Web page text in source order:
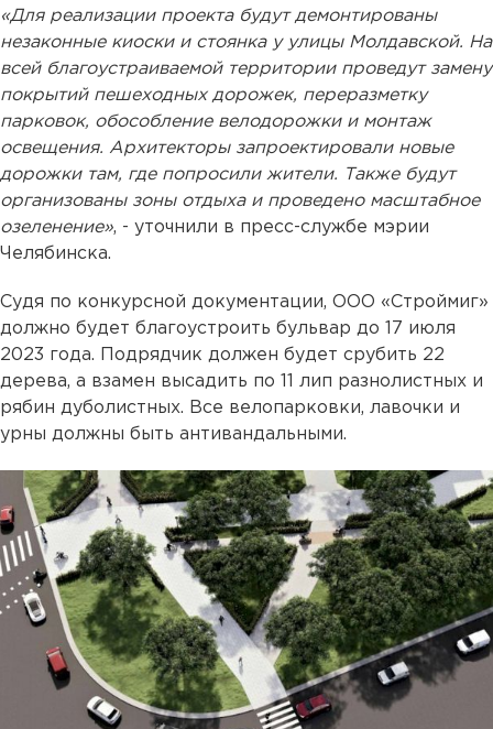
«Для реализации проекта будут демонтированы
незаконные киоски и стоянка у улицы Молдавской. На
всей благоустраиваемой территории проведут замену
покрытий пешеходных дорожек, переразметку
парковок, обособление велодорожки и монтаж
освещения. Архитекторы запроектировали новые
дорожки там, где попросили жители. Также будут
организованы зоны отдыха и проведено масштабное
озеленение», - уточнили в пресс-службе мэрии
Челябинска.
Судя по конкурсной документации, ООО «Строймиг»
должно будет благоустроить бульвар до 17 июля
2023 года. Подрядчик должен будет срубить 22
дерева, а взамен высадить по 11 лип разнолистных и
рябин дуболистных. Все велопарковки, лавочки и
урны должны быть антивандальными.